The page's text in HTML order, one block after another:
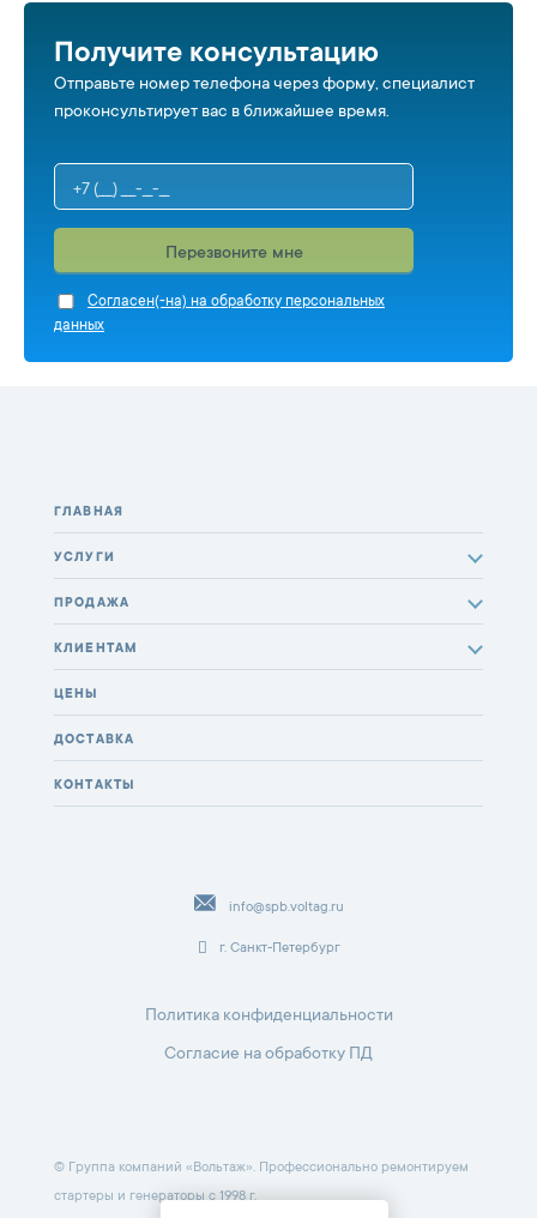
Получите консультацию
Отправьте номер телефона через форму, специалист
проконсультирует вас в ближайшее время.
Перезвоните мне
Cогласен(-на) на обработку персональных
данных
ГЛАВНАЯ
УСЛУГИ
ПРОДАЖА
КЛИЕНТАМ
ЦЕНЫ
ДОСТАВКА
КОНТАКТЫ
info@spb.voltag.ru
г. Санкт-Петербург
Политика конфиденциальности
Согласие на обработку ПД
© Группа компаний «Вольтаж». Профессионально ремонтируем
стартеры и генераторы с 1998 г.